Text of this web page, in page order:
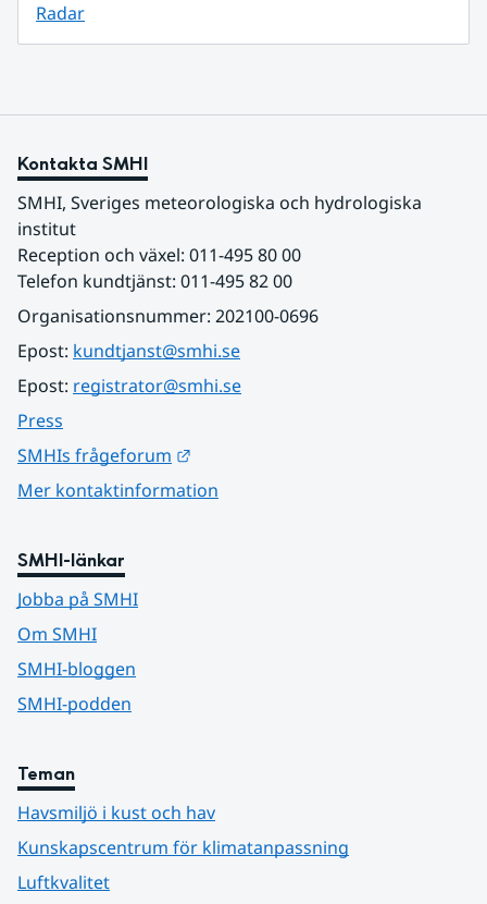
Radar
Kontakta SMHI
SMHI, Sveriges meteorologiska och hydrologiska
institut
Reception och växel: 011-495 80 00
Telefon kundtjänst: 011-495 82 00
Organisationsnummer: 202100-0696
Epost: kundtjanst@smhi.se
Epost: registrator@smhi.se
Press
SMHIs frågeforum
Mer kontaktinformation
SMHI-länkar
Jobba på SMHI
Om SMHI
SMHI-bloggen
SMHI-podden
Teman
Havsmiljö i kust och hav
Kunskapscentrum för klimatanpassning
Luftkvalitet